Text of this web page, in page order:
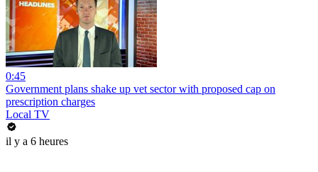
0:45
Government plans shake up vet sector with proposed cap on
prescription charges
Local TV
il y a 6 heures